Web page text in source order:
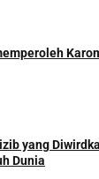
yang
Dunia